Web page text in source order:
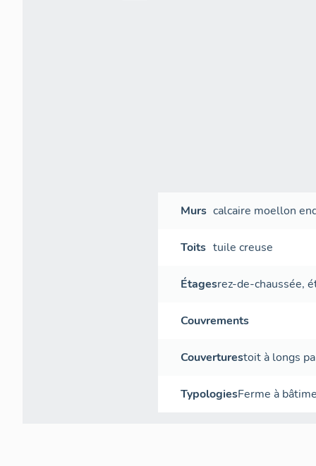
Murs calcaire moellon
Toits tuile creuse
Étagesrez-de-chaussée,
Couvrements
Couverturestoit à longs
TypologiesFerme à